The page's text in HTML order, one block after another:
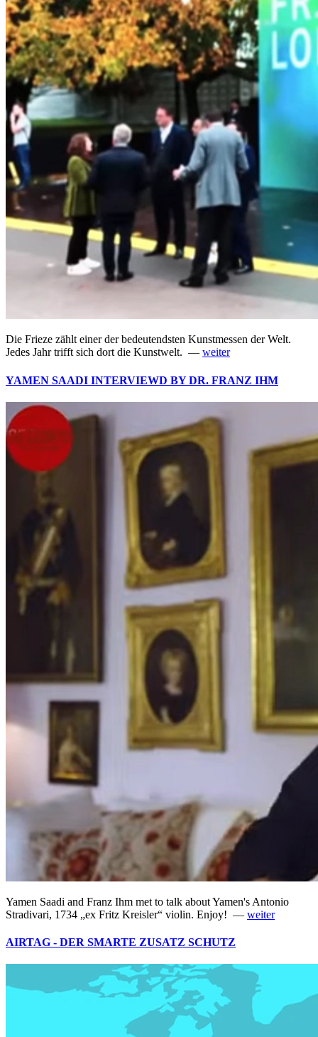
Die Frieze zählt einer der bedeutendsten Kunstmessen der Welt.
Jedes Jahr trifft sich dort die Kunstwelt. — weiter
YAMEN SAADI INTERVIEWD BY DR. FRANZ IHM
Yamen Saadi and Franz Ihm met to talk about Yamen's Antonio
Stradivari, 1734 „ex Fritz Kreisler“ violin. Enjoy! — weiter
AIRTAG - DER SMARTE ZUSATZ SCHUTZ